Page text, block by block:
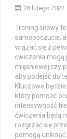
28 lutego 2022
Trening siłowy
samopoczucia,
wiązać się z
ćwiczenia mogą
mięśniowej czy
aby podejść do
Kluczowe
który pomoże
intensywność
ćwiczenia będą
rozgrzać się
pomogą